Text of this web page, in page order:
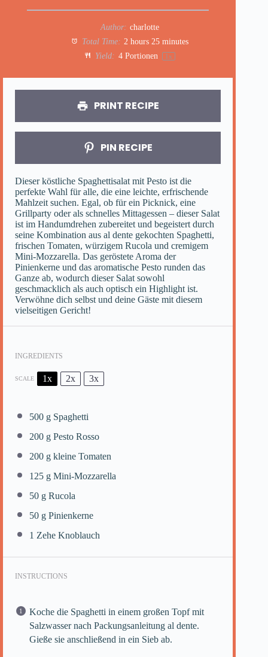
Author: charlotte
Total Time: 2 hours 25 minutes
Yield: 4Portionen 1x
PRINT RECIPE
PIN RECIPE
Dieser köstliche Spaghettisalat mit Pesto ist die
perfekte Wahl für alle, die eine leichte, erfrischende
Mahlzeit suchen. Egal, ob für ein Picknick, eine
Grillparty oder als schnelles Mittagessen – dieser Salat
ist im Handumdrehen zubereitet und begeistert durch
seine Kombination aus al dente gekochten Spaghetti,
frischen Tomaten, würzigem Rucola und cremigem
Mini-Mozzarella. Das geröstete Aroma der
Pinienkerne und das aromatische Pesto runden das
Ganze ab, wodurch dieser Salat sowohl
geschmacklich als auch optisch ein Highlight ist.
Verwöhne dich selbst und deine Gäste mit diesem
vielseitigen Gericht!
INGREDIENTS
SCALE 1x 2x 3x
500 g Spaghetti
200 g Pesto Rosso
200 g kleine Tomaten
125 g Mini-Mozzarella
50 g Rucola
50 g Pinienkerne
1 Zehe Knoblauch
INSTRUCTIONS
Koche die Spaghetti in einem großen Topf mit
Salzwasser nach Packungsanleitung al dente.
Gieße sie anschließend in ein Sieb ab.